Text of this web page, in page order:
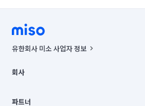
유한회사 미소 사업자 정보
00019 |
주소 | 본사: 서울특별시 종로구 율곡로 6(중학동,
회사
채용
파트너